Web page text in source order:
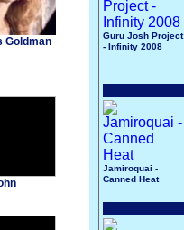
Goldman
Guru Josh Project
- Infinity 2008
Jamiroquai -
Canned Heat